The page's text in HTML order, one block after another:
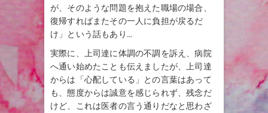
が、そのような問題を抱えた職場の場合、
復帰すればまたその一人に負担が戻るだ
け」という話もあり…
実際に、上司達に体調の不調を訴え、病院
へ通い始めたことも伝えましたが、上司達
からは「心配している」との言葉はあって
も、態度からは誠意を感じられず、残念だ
けど、これは医者の言う通りだなと思わざ